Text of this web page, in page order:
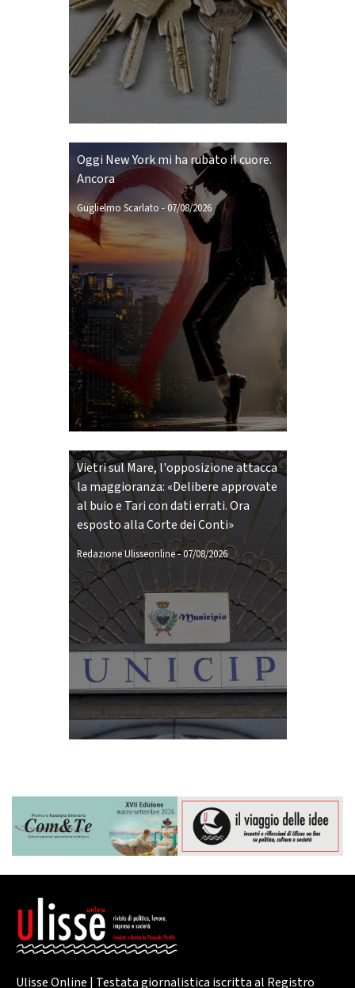
Oggi New York mi ha rubato il cuore.
Ancora
Guglielmo Scarlato -07/08/2026
Vietri sul Mare, l'opposizione attacca
la maggioranza: «Delibere approvate
al buio e Tari con dati errati. Ora
esposto alla Corte dei Conti»
Redazione Ulisseonline-07/08/2026
Ulisse Online | Testata giornalistica iscritta al Registro